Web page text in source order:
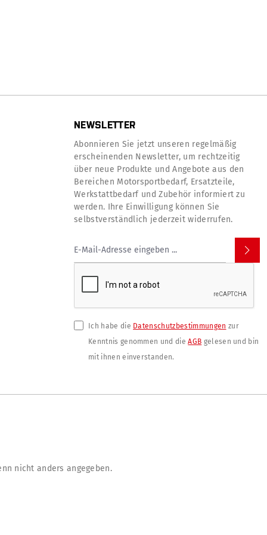
NEWSLETTER
Abonnieren Sie jetzt unseren regelmäßig
erscheinenden Newsletter, um rechtzeitig
über neue Produkte und Angebote aus den
Bereichen Motorsportbedarf, Ersatzteile,
Werkstattbedarf und Zubehör informiert zu
werden. Ihre Einwilligung können Sie
selbstverständlich jederzeit widerrufen.
Ich habe die Datenschutzbestimmungen zur
Kenntnis genommen und dieAGB gelesen und bin
mit ihnen einverstanden.
nicht anders angegeben.